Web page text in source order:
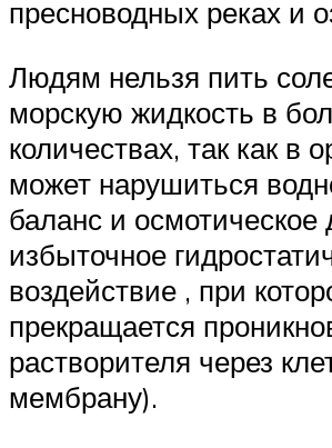
пресноводных реках и
Людям нельзя пить
морскую жидкость в
количествах, так как в
может нарушиться
баланс и осмотическое
избыточное
воздействие , при
прекращается
растворителя через
мембрану).